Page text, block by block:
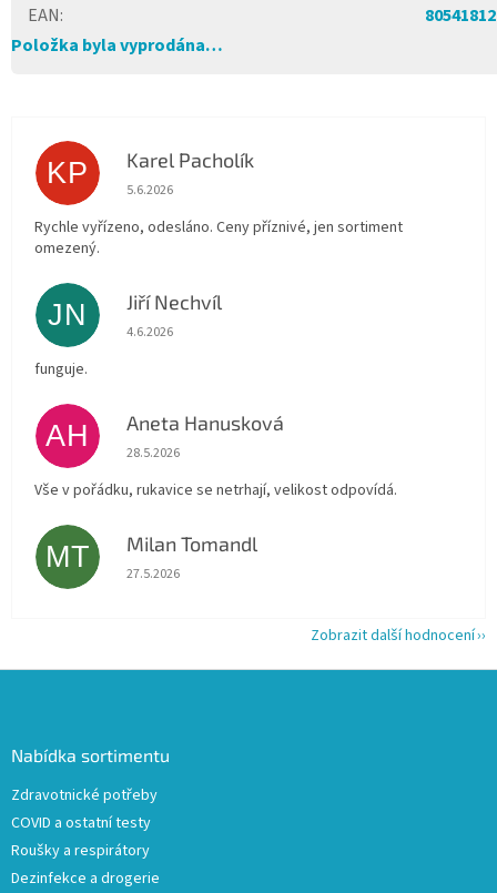
EAN:
Položka byla vyprodána…
KP Karel Pacholík
Hodnocení obchodu je 4 z 5 hvězdiček.
5.6.2026
Rychle vyřízeno, odesláno. Ceny příznivé, jen sortiment
omezený.
JN Jiří Nechvíl
Hodnocení obchodu je 5 z 5 hvězdiček.
4.6.2026
funguje.
AH Aneta Hanusková
Hodnocení obchodu je 5 z 5 hvězdiček.
28.5.2026
Vše v pořádku, rukavice se netrhají, velikost odpovídá.
MT Milan Tomandl
Hodnocení obchodu je 5 z 5 hvězdiček.
27.5.2026
Zobrazit další hodnocení
Nabídka sortimentu
Zdravotnické potřeby
COVID a ostatní testy
Roušky a respirátory
Dezinfekce a drogerie